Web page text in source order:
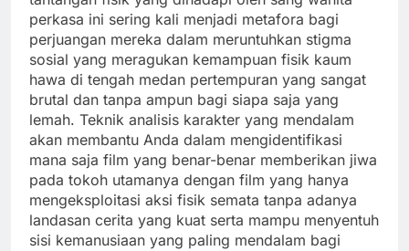
perkasa ini sering kali menjadi metafora bagi
perjuangan mereka dalam meruntuhkan stigma
sosial yang meragukan kemampuan fisik kaum
hawa di tengah medan pertempuran yang sangat
brutal dan tanpa ampun bagi siapa saja yang
lemah. Teknik analisis karakter yang mendalam
akan membantu Anda dalam mengidentifikasi
mana saja film yang benar-benar memberikan jiwa
pada tokoh utamanya dengan film yang hanya
mengeksploitasi aksi fisik semata tanpa adanya
landasan cerita yang kuat serta mampu menyentuh
sisi kemanusiaan yang paling mendalam bagi